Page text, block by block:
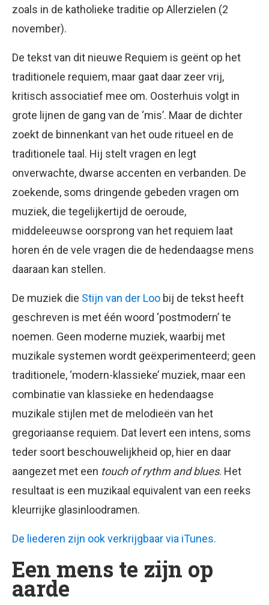
zoals in de katholieke traditie op Allerzielen (2
november).
De tekst van dit nieuwe Requiem is geënt op het
traditionele requiem, maar gaat daar zeer vrij,
kritisch associatief mee om. Oosterhuis volgt in
grote lijnen de gang van de ‘mis’. Maar de dichter
zoekt de binnenkant van het oude ritueel en de
traditionele taal. Hij stelt vragen en legt
onverwachte, dwarse accenten en verbanden. De
zoekende, soms dringende gebeden vragen om
muziek, die tegelijkertijd de oeroude,
middeleeuwse oorsprong van het requiem laat
horen én de vele vragen die de hedendaagse mens
daaraan kan stellen.
De muziek die Stijn van der Loo bij de tekst heeft
geschreven is met één woord ‘postmodern’ te
noemen. Geen moderne muziek, waarbij met
muzikale systemen wordt geëxperimenteerd; geen
traditionele, ‘modern-klassieke’ muziek, maar een
combinatie van klassieke en hedendaagse
muzikale stijlen met de melodieën van het
gregoriaanse requiem. Dat levert een intens, soms
teder soort beschouwelijkheid op, hier en daar
aangezet met een touch of rythm and blues. Het
resultaat is een muzikaal equivalent van een reeks
kleurrijke glasinloodramen.
De liederen zijn ook verkrijgbaar via iTunes.
Een mens te zijn op
aarde